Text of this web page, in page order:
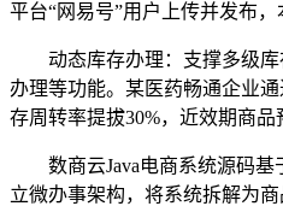
平台“网易号”用户上传并发布，
动态库存办理：支撑多级库
办理等功能。某医药畅通企业
存周转率提拔30%，近效期商品
数商云Java电商系统源码基
立微办事架构，将系统拆解为